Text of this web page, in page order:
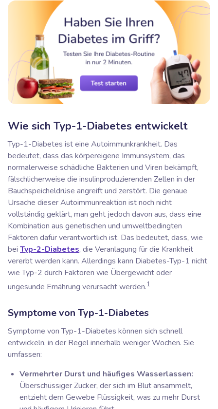
Wie sich Typ-1-Diabetes entwickelt
Typ-1-Diabetes ist eine Autoimmunkrankheit. Das
bedeutet, dass das körpereigene Immunsystem, das
normalerweise schädliche Bakterien und Viren bekämpft,
fälschlicherweise die insulinproduzierenden Zellen in der
Bauchspeicheldrüse angreift und zerstört. Die genaue
Ursache dieser Autoimmunreaktion ist noch nicht
vollständig geklärt, man geht jedoch davon aus, dass eine
Kombination aus genetischen und umweltbedingten
Faktoren dafür verantwortlich ist. Das bedeutet, dass, wie
bei Typ-2-Diabetes, die Veranlagung für die Krankheit
vererbt werden kann. Allerdings kann Diabetes-Typ-1 nicht
wie Typ-2 durch Faktoren wie Übergewicht oder
ungesunde Ernährung verursacht werden.1
Symptome von Typ-1-Diabetes
Symptome von Typ-1-Diabetes können sich schnell
entwickeln, in der Regel innerhalb weniger Wochen. Sie
umfassen:
Vermehrter Durst und häufiges Wasserlassen:
Überschüssiger Zucker, der sich im Blut ansammelt,
entzieht dem Gewebe Flüssigkeit, was zu mehr Durst